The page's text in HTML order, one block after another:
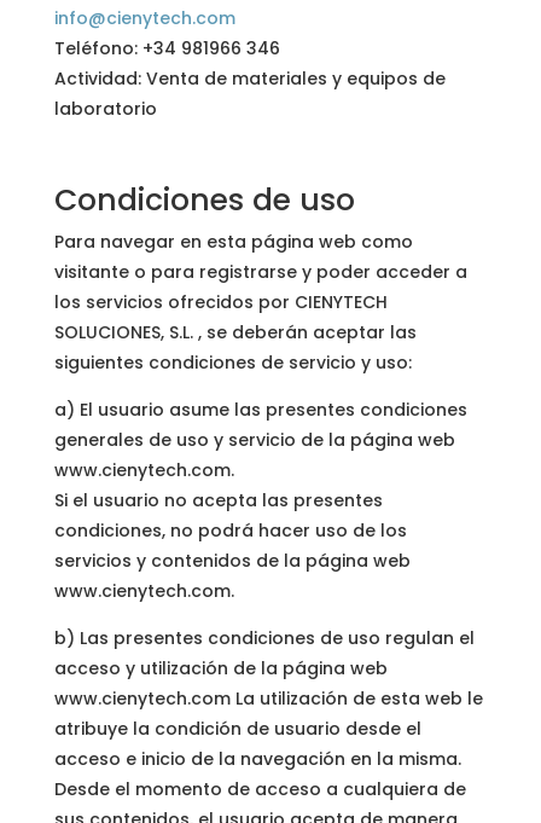
info@cienytech.com
Teléfono: +34 981966 346
Actividad: Venta de materiales y equipos de
laboratorio
Condiciones de uso
Para navegar en esta página web como
visitante o para registrarse y poder acceder a
los servicios ofrecidos por CIENYTECH
SOLUCIONES, S.L. , se deberán aceptar las
siguientes condiciones de servicio y uso:
a) El usuario asume las presentes condiciones
generales de uso y servicio de la página web
www.cienytech.com.
Si el usuario no acepta las presentes
condiciones, no podrá hacer uso de los
servicios y contenidos de la página web
www.cienytech.com.
b) Las presentes condiciones de uso regulan el
acceso y utilización de la página web
www.cienytech.com La utilización de esta web le
atribuye la condición de usuario desde el
acceso e inicio de la navegación en la misma.
Desde el momento de acceso a cualquiera de